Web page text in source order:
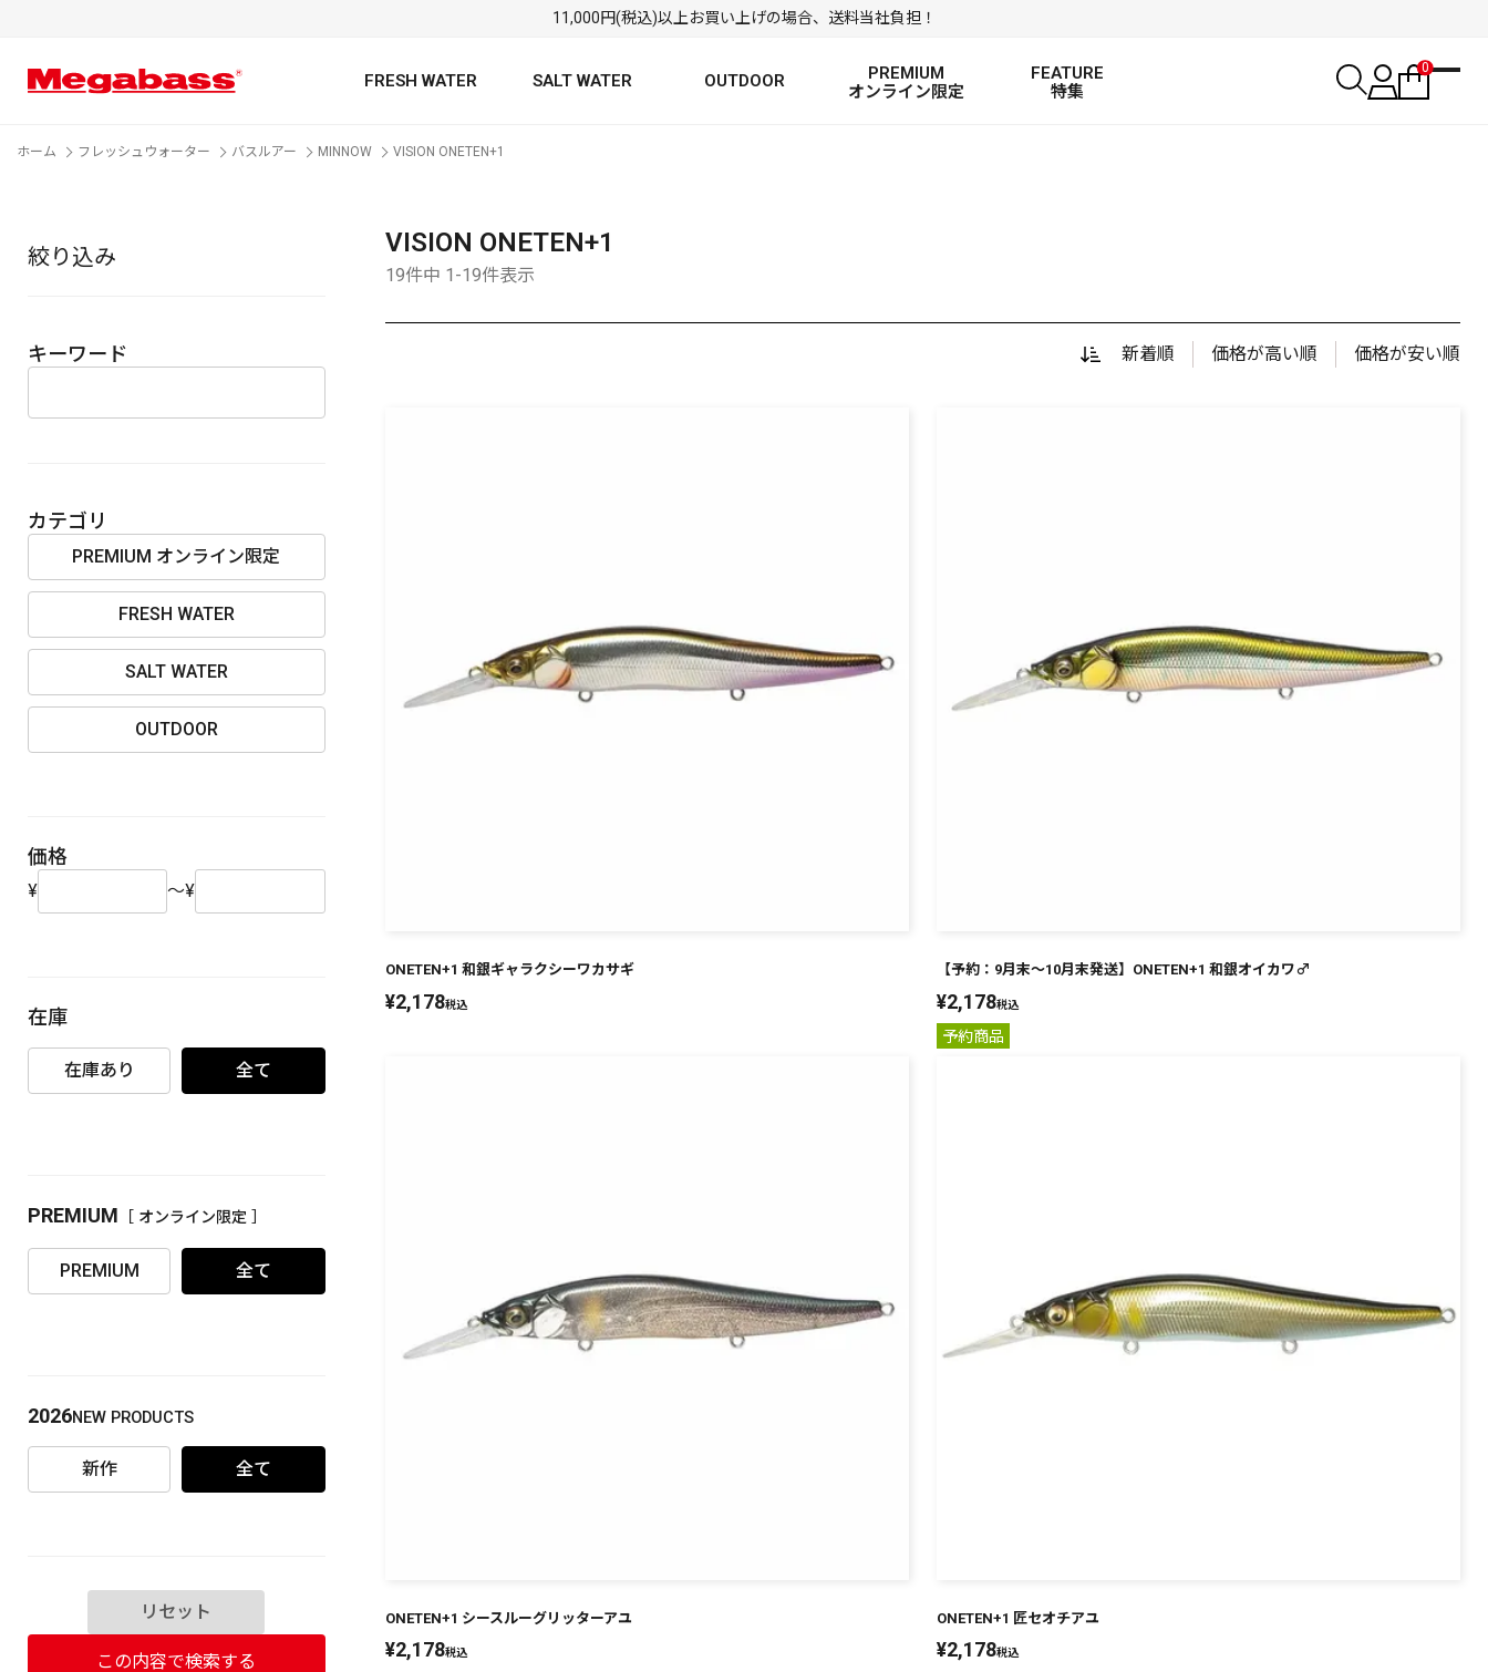
11,000円(税込)以上お買い上げの場合、送料当社負担！
FRESH WATER SALT WATER OUTDOOR
PREMIUM
オンライン限定
FEATURE
特集
0
カテゴリ
価格
2026 NEW PRODUCTS
全て
ホーム フレッシュウォーター バスルアー MINNOW VISION ONETEN+1
絞り込み
キーワード
カテゴリ
PREMIUM オンライン限定
FRESH WATER
SALT WATER
OUTDOOR
価格
¥ ～¥
在庫
在庫あり 全て
PREMIUM ［ オンライン限定 ］
PREMIUM 全て
2026NEW PRODUCTS
新作 全て
リセット
この内容で検索する
VISION ONETEN+1
19件中 1-19件表示
新着順 価格が高い順 価格が安い順
ONETEN+1 和銀ギャラクシーワカサギ
¥2,178税込
【予約：9月末～10月末発送】ONETEN+1 和銀オイカワ♂
¥2,178税込
予約商品
ONETEN+1 シースルーグリッターアユ
¥2,178税込
ONETEN+1 匠セオチアユ
¥2,178税込